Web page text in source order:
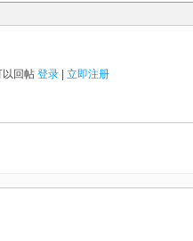
以回帖 登录| 立即注册